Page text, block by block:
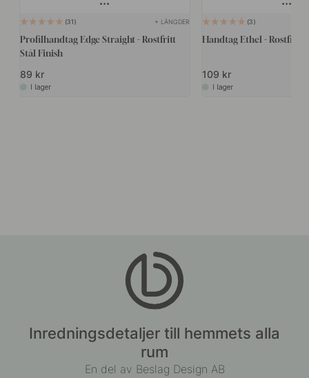
31 + LÄNGDER
Profilhandtag Edge Straight - Rostfritt
Stål Finish
89 kr
I lager
3
Handtag Ethel - Rostfri
109 kr
I lager
Inredningsdetaljer till hemmets alla
rum
En del av Beslag Design AB